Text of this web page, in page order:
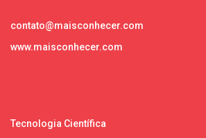
contato@maisconhecer.com
www.maisconhecer.com
Tecnologia Científica